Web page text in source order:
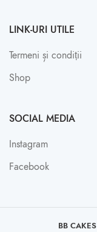
LINK-URI UTILE
Termeni și condiții
Shop
SOCIAL MEDIA
Instagram
Facebook
BB CAKES